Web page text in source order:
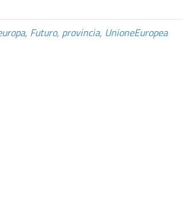
, Futuro, provincia, UnioneEuropea